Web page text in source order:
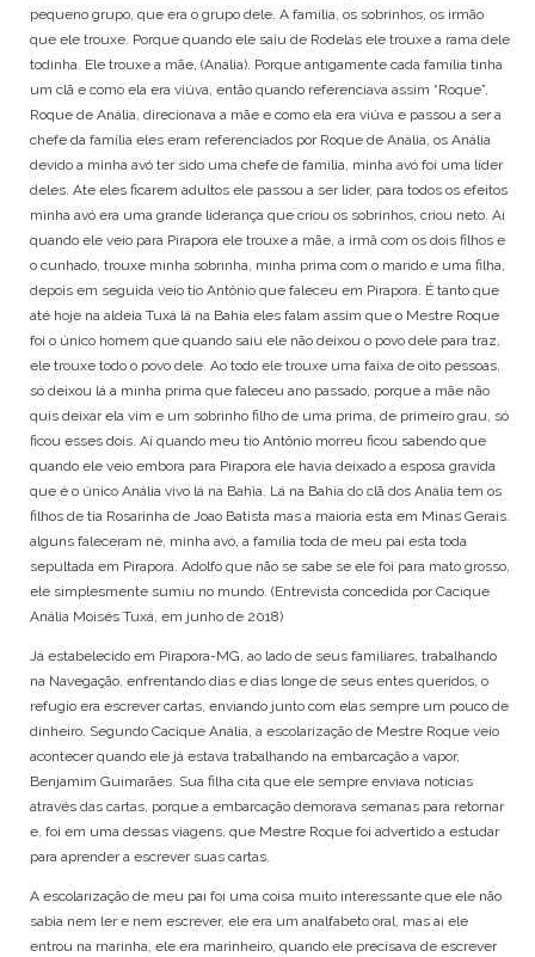
pequeno grupo, que era o grupo dele. A família, os sobrinhos, os irmão
que ele trouxe. Porque quando ele saiu de Rodelas ele trouxe a rama dele
todinha. Ele trouxe a mãe, (Anália). Porque antigamente cada família tinha
um clã e como ela era viúva, então quando referenciava assim “Roque”,
Roque de Anália, direcionava a mãe e como ela era viúva e passou a ser a
chefe da família eles eram referenciados por Roque de Anália, os Anália
devido a minha avó ter sido uma chefe de família, minha avó foi uma líder
deles. Ate eles ficarem adultos ele passou a ser líder, para todos os efeitos
minha avó era uma grande liderança que criou os sobrinhos, criou neto. Ai
quando ele veio para Pirapora ele trouxe a mãe, a irmã com os dois filhos e
o cunhado, trouxe minha sobrinha, minha prima com o marido e uma filha,
depois em seguida veio tio Antônio que faleceu em Pirapora. É tanto que
até hoje na aldeia Tuxá lá na Bahia eles falam assim que o Mestre Roque
foi o único homem que quando saiu ele não deixou o povo dele para traz,
ele trouxe todo o povo dele. Ao todo ele trouxe uma faixa de oito pessoas,
só deixou lá a minha prima que faleceu ano passado, porque a mãe não
quis deixar ela vim e um sobrinho filho de uma prima, de primeiro grau, só
ficou esses dois. Ai quando meu tio Antônio morreu ficou sabendo que
quando ele veio embora para Pirapora ele havia deixado a esposa gravida
que é o único Anália vivo lá na Bahia. Lá na Bahia do clã dos Anália tem os
filhos de tia Rosarinha de Joao Batista mas a maioria esta em Minas Gerais.
alguns faleceram né, minha avó, a família toda de meu pai esta toda
sepultada em Pirapora. Adolfo que não se sabe se ele foi para mato grosso,
ele simplesmente sumiu no mundo. (Entrevista concedida por Cacique
Anália Moisés Tuxá, em junho de 2018)
Já estabelecido em Pirapora-MG, ao lado de seus familiares, trabalhando
na Navegação, enfrentando dias e dias longe de seus entes queridos, o
refugio era escrever cartas, enviando junto com elas sempre um pouco de
dinheiro. Segundo Cacique Anália, a escolarização de Mestre Roque veio
acontecer quando ele já estava trabalhando na embarcação a vapor,
Benjamim Guimarães. Sua filha cita que ele sempre enviava noticias
através das cartas, porque a embarcação demorava semanas para retornar
e, foi em uma dessas viagens, que Mestre Roque foi advertido a estudar
para aprender a escrever suas cartas.
A escolarização de meu pai foi uma coisa muito interessante que ele não
sabia nem ler e nem escrever, ele era um analfabeto oral, mas ai ele
entrou na marinha, ele era marinheiro, quando ele precisava de escrever